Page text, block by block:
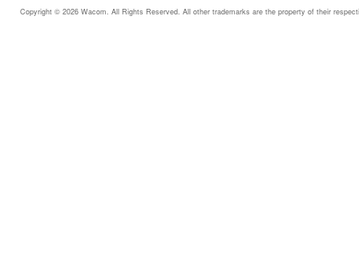
Copyright © 2026 Wacom. All Rights Reserved. All other trademarks are the property of their